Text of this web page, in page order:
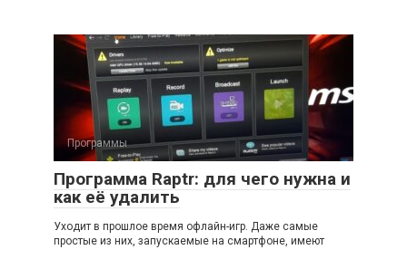
Программы
Программа Raptr: для чего нужна и
как её удалить
Уходит в прошлое время офлайн-игр. Даже самые
простые из них, запускаемые на смартфоне, имеют